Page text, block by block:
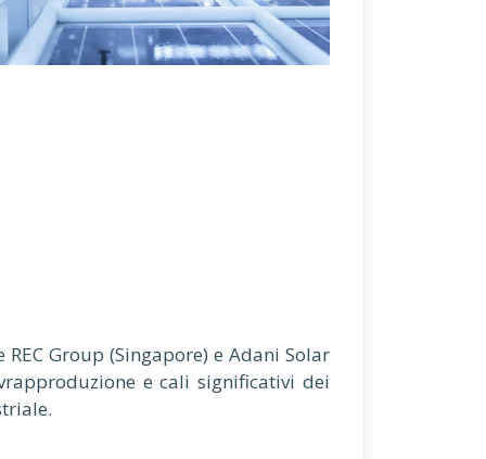
Group (Singapore) e Adani Solar
e cali significativi dei